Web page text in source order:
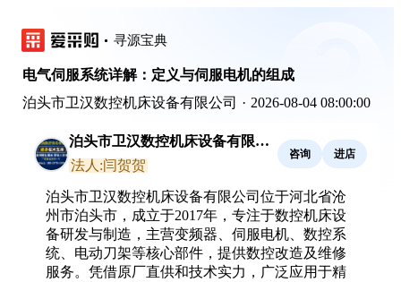
寻源宝典
电气伺服系统详解：定义与伺服电机的组成
泊头市卫汉数控机床设备有限公司 · 2026-08-04 08:00:00
泊头市卫汉数控机床设备有限公
司
法人:闫贺贺
咨询 进店
泊头市卫汉数控机床设备有限公司位于河北省沧
州市泊头市，成立于2017年，专注于数控机床设
备研发与制造，主营变频器、伺服电机、数控系
统、电动刀架等核心部件，提供数控改造及维修
服务。凭借原厂直供和技术实力，广泛应用于精